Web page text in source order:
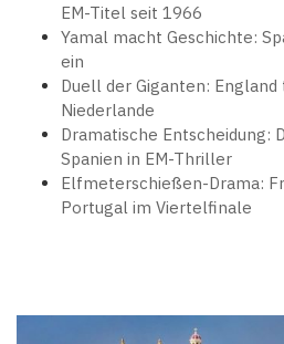
EM-Titel seit 1966
Yamal macht Geschichte:
ein
Duell der Giganten:
Niederlande
Dramatische Entscheidung:
Spanien in EM-Thriller
Elfmeterschießen-Drama:
Portugal im Viertelfinale